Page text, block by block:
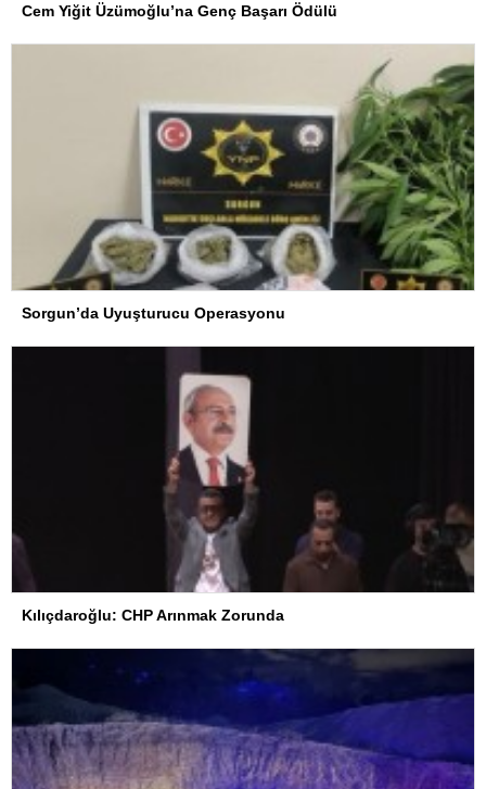
Cem Yiğit Üzümoğlu’na Genç Başarı Ödülü
Sorgun’da Uyuşturucu Operasyonu
Kılıçdaroğlu: CHP Arınmak Zorunda